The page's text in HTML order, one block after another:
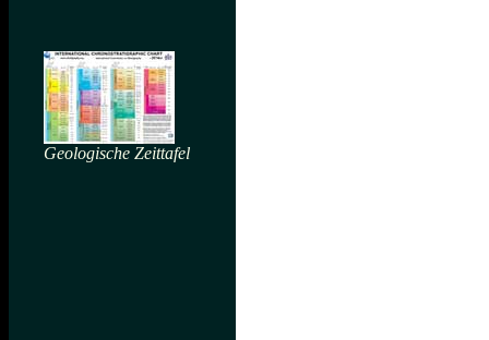
Geologische Zeittafel